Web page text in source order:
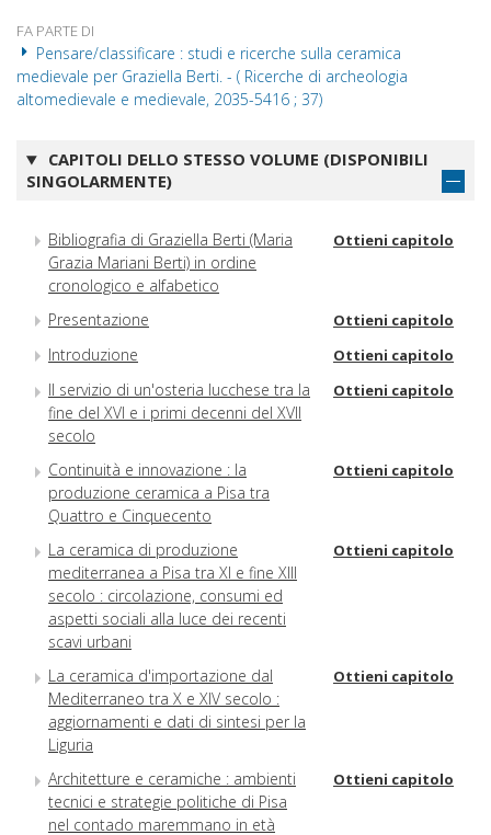
FA PARTE DI
Pensare/classificare : studi e ricerche sulla ceramica
medievale per Graziella Berti. - ( Ricerche di archeologia
altomedievale e medievale, 2035-5416 ; 37)
CAPITOLI DELLO STESSO VOLUME (DISPONIBILI
SINGOLARMENTE)
Bibliografia di Graziella Berti (Maria
Grazia Mariani Berti) in ordine
cronologico e alfabetico
Ottieni capitolo
Presentazione Ottieni capitolo
Introduzione Ottieni capitolo
Il servizio di un'osteria lucchese tra la
fine del XVI e i primi decenni del XVII
secolo
Ottieni capitolo
Continuità e innovazione : la
produzione ceramica a Pisa tra
Quattro e Cinquecento
Ottieni capitolo
La ceramica di produzione
mediterranea a Pisa tra XI e fine XIII
secolo : circolazione, consumi ed
aspetti sociali alla luce dei recenti
scavi urbani
Ottieni capitolo
La ceramica d'importazione dal
Mediterraneo tra X e XIV secolo :
aggiornamenti e dati di sintesi per la
Liguria
Ottieni capitolo
Architetture e ceramiche : ambienti
tecnici e strategie politiche di Pisa
nel contado maremmano in età
Ottieni capitolo